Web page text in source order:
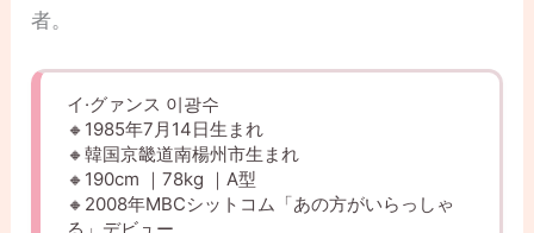
者。
イ·グァンス 이광수
🔸1985年7月14日生まれ
🔸韓国京畿道南楊州市生まれ
🔸190cm ｜78kg ｜A型
🔸2008年MBCシットコム「あの方がいらっしゃ
る」デビュー